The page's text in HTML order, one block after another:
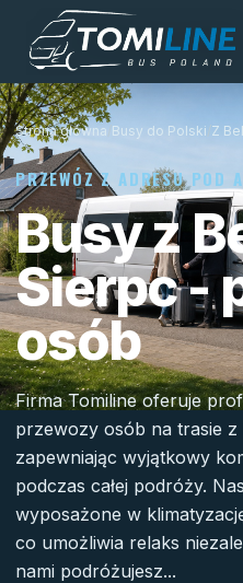
Przejdź do treści
Strona główna Busy do Polski Z
PRZEWÓZ Z ADRESU POD
Busy z
Sierpc -
osób
Firma Tomiline oferuje
przewozy osób na trasie z
zapewniając wyjątkowy
podczas całej podróży.
wyposażone w
co umożliwia relaks
nami podróżujesz...